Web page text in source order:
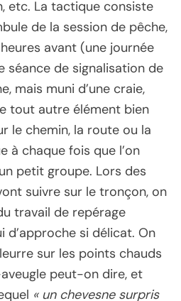
etc. La tactique consiste
de la session de pêche,
avant (une journée
séance de signalisation de
mais muni d’une craie,
tout autre élément bien
le chemin, la route ou la
à chaque fois que l’on
petit groupe. Lors des
suivre sur le tronçon, on
travail de repérage
d’approche si délicat. On
sur les points chauds
peut-on dire, et
« un chevesne surpris